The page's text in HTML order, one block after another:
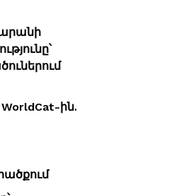
ին.